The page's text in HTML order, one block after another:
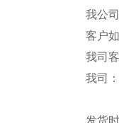
我公
客户
我司
我司
发货